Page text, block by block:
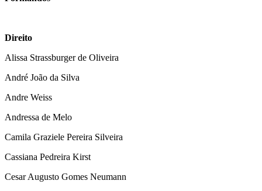
Direito
Alissa Strassburger de Oliveira
André João da Silva
Andre Weiss
Andressa de Melo
Camila Graziele Pereira Silveira
Cassiana Pedreira Kirst
Cesar Augusto Gomes Neumann